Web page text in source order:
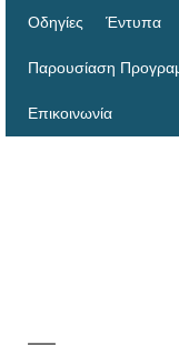
Οδηγίες Έντυπα
Παρουσίαση
Επικοινωνία